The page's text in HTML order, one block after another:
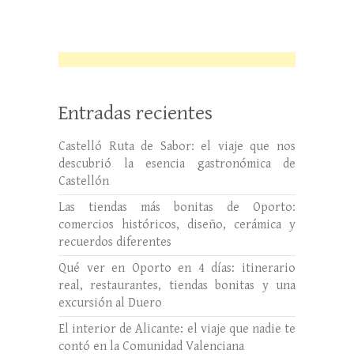
Entradas recientes
Castelló Ruta de Sabor: el viaje que nos
descubrió la esencia gastronómica de
Castellón
Las tiendas más bonitas de Oporto:
comercios históricos, diseño, cerámica y
recuerdos diferentes
Qué ver en Oporto en 4 días: itinerario
real, restaurantes, tiendas bonitas y una
excursión al Duero
El interior de Alicante: el viaje que nadie te
contó en la Comunidad Valenciana